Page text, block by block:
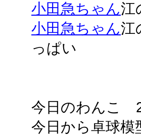
小田急ちゃん江
小田急ちゃん江
っぱい
今日のわんこ
今日から卓球模